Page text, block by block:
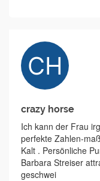
crazy horse
Ich kann der Frau
perfekte Zahlen-
Kalt . Persönliche
Barbara Streiser
geschwei